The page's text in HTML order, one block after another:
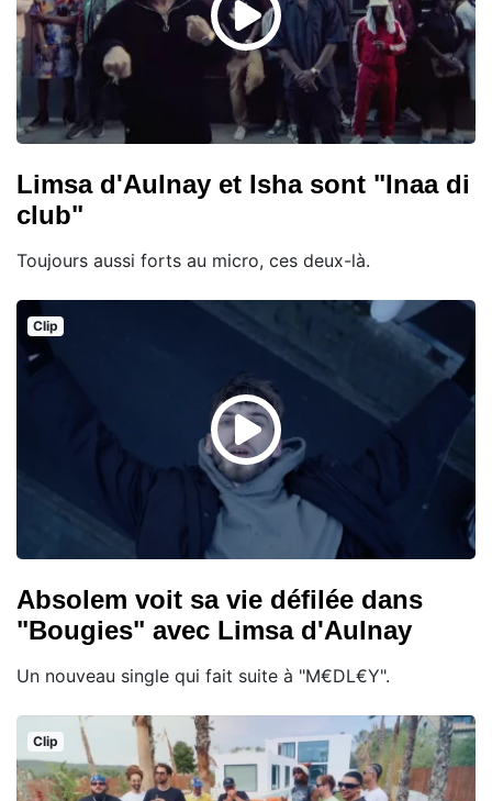
Limsa d'Aulnay et Isha sont "Inaa di
club"
Toujours aussi forts au micro, ces deux-là.
Clip
Absolem voit sa vie défilée dans
"Bougies" avec Limsa d'Aulnay
Un nouveau single qui fait suite à "M€DL€Y".
Clip